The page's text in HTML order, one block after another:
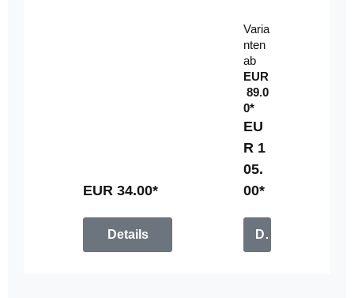
EUR 34.00*
Details
el
mi
t
Fe
rn
be
di
en
u
n
g
Varia
nten
ab
EUR
89.0
0*
EU
R 1
05.
00*
Details